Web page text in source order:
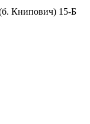
Книпович) 15-Б